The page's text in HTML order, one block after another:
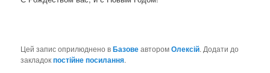
Цей запис оприлюднено вБазовеавторомОлексій. Додати до
закладокпостійне посилання.